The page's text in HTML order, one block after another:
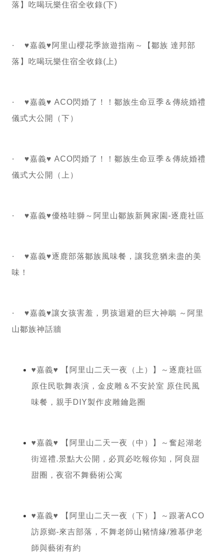
落】吃喝玩樂住宿全收錄(下)
· ♥嘉義♥阿里山櫻花季旅遊指南～【鄒族 達邦部
落】吃喝玩樂住宿全收錄(上)
· ♥嘉義♥ ACO閃婚了！！鄒族生命豆季＆傳統婚禮
儀式大公開（下）
· ♥嘉義♥ ACO閃婚了！！鄒族生命豆季＆傳統婚禮
儀式大公開（上）
· ♥嘉義♥優格哇獅～阿里山鄒族新興家園-逐鹿社區
· ♥嘉義♥逐鹿部落鄒族風味餐，讓我意猶未盡的美
味！
· ♥嘉義♥讓女孩害羞，男孩迴避的巨大神鵰 ～阿里
山鄒族神話牆
♥嘉義♥ 【阿里山二天一夜（上）】～逐鹿社區
原住民歌舞表演，金皮雕＆不安於室 原住民風
味餐，親手DIY製作皮雕鑰匙圈
♥嘉義♥ 【阿里山二天一夜（中）】～奮起湖老
街巡禮.景點大公開，必買必吃報你知，阿良甜
甜圈，夜宿不舞藝術公寓
♥嘉義♥ 【阿里山二天一夜（下）】～跟著ACO
訪原鄉-來吉部落，不舞老師山豬情緣/雅慕伊老
師與藝術有約